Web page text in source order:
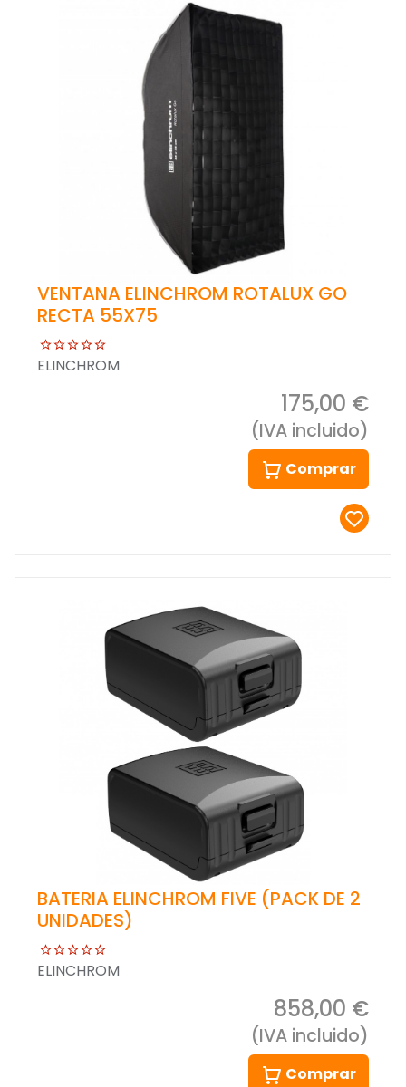
VENTANA ELINCHROM ROTALUX GO
RECTA 55X75
ELINCHROM
175,00 €
(IVA incluido)
Comprar
BATERIA ELINCHROM FIVE (PACK DE 2
UNIDADES)
ELINCHROM
858,00 €
(IVA incluido)
Comprar